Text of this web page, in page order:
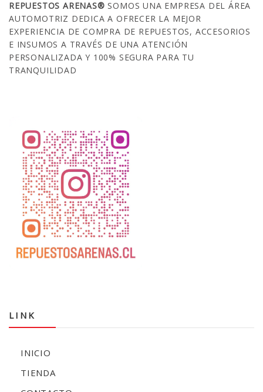
REPUESTOS ARENAS®SOMOS UNA EMPRESA DEL ÁREA
AUTOMOTRIZ DEDICA A OFRECER LA MEJOR
EXPERIENCIA DE COMPRA DE REPUESTOS, ACCESORIOS
E INSUMOS A TRAVÉS DE UNA ATENCIÓN
PERSONALIZADA Y 100% SEGURA PARA TU
TRANQUILIDAD
LINK
INICIO
TIENDA